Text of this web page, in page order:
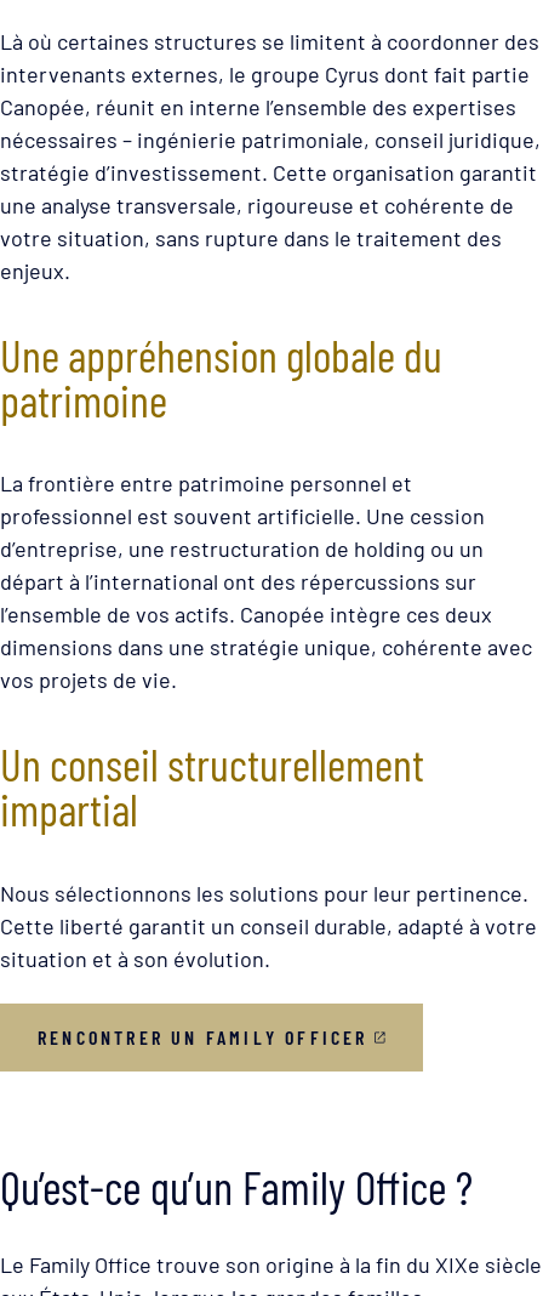
Là où certaines structures se limitent à coordonner des
intervenants externes, le groupe Cyrus dont fait partie
Canopée, réunit en interne l’ensemble des expertises
nécessaires – ingénierie patrimoniale, conseil juridique,
stratégie d’investissement. Cette organisation garantit
une analyse transversale, rigoureuse et cohérente de
votre situation, sans rupture dans le traitement des
enjeux.
Une appréhension globale du
patrimoine
La frontière entre patrimoine personnel et
professionnel est souvent artificielle. Une cession
d’entreprise, une restructuration de holding ou un
départ à l’international ont des répercussions sur
l’ensemble de vos actifs. Canopée intègre ces deux
dimensions dans une stratégie unique, cohérente avec
vos projets de vie.
Un conseil structurellement
impartial
Nous sélectionnons les solutions pour leur pertinence.
Cette liberté garantit un conseil durable, adapté à votre
situation et à son évolution.
RENCONTRER UN FAMILY OFFICER
Qu’est-ce qu’un Family Office ?
Le Family Office trouve son origine à la fin du XIXe siècle